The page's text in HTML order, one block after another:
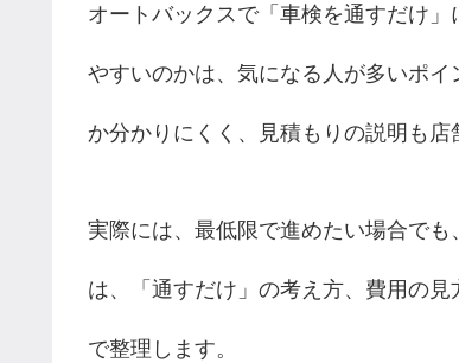
オートバックスで「車検を通すだけ
やすいのかは、気になる人が多いポ
か分かりにくく、見積もりの説明も店
実際には、最低限で進めたい場合で
は、「通すだけ」の考え方、費用の
で整理します。